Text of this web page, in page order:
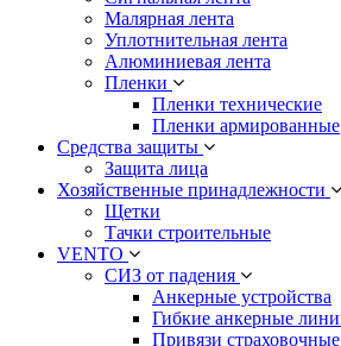
Малярная лента
Уплотнительная лента
Алюминиевая лента
Пленки
Пленки технические
Пленки армированные
Средства защиты
Защита лица
Хозяйственные принадлежности
Щетки
Тачки строительные
VENTO
СИЗ от падения
Анкерные устройства
Гибкие анкерные
Привязи